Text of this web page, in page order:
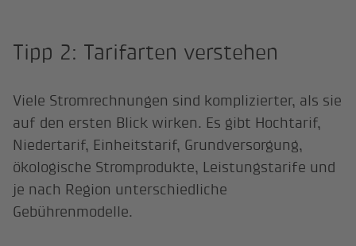
Tipp 2: Tarifarten verstehen
Viele Stromrechnungen sind komplizierter, als sie
auf den ersten Blick wirken. Es gibt Hochtarif,
Niedertarif, Einheitstarif, Grundversorgung,
ökologische Stromprodukte, Leistungstarife und
je nach Region unterschiedliche
Gebührenmodelle.